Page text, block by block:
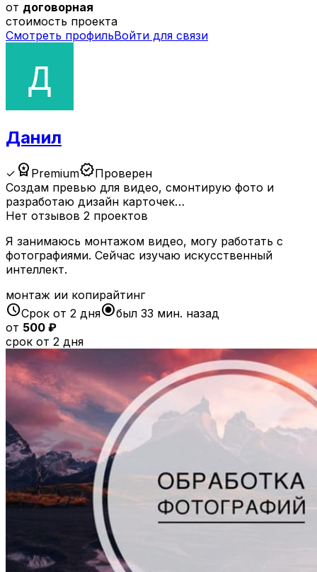
от договорная
стоимость проекта
Смотреть профильВойти для связи
Данил
✓ workspace_premium PremiumverifiedПроверен
Создам превью для видео, смонтирую фото и
разработаю дизайн карточек…
Нет отзывов 2 проектов
Я занимаюсь монтажом видео, могу работать с
фотографиями. Сейчас изучаю искусственный
интеллект.
монтаж ии копирайтинг
scheduleСрок от 2 дняradio_button_checkedбыл 33 мин. назад
от 500 ₽
срок от 2 дня